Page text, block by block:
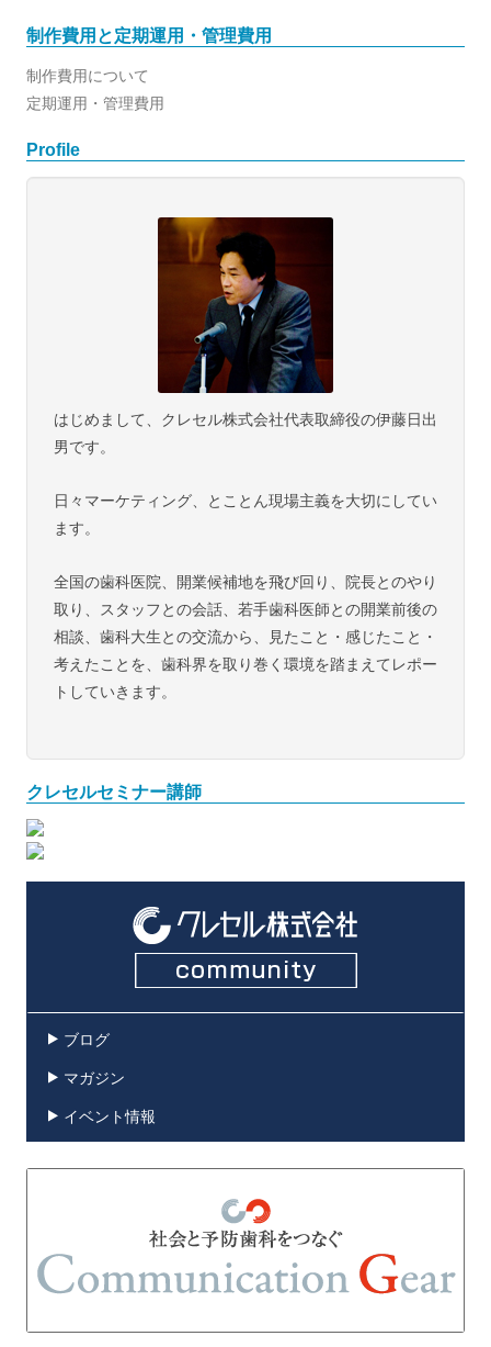
制作費用と定期運用・管理費用
制作費用について
定期運用・管理費用
Profile
はじめまして、クレセル株式会社代表取締役の伊藤日出
男です。
日々マーケティング、とことん現場主義を大切にしてい
ます。
全国の歯科医院、開業候補地を飛び回り、院長とのやり
取り、スタッフとの会話、若手歯科医師との開業前後の
相談、歯科大生との交流から、見たこと・感じたこと・
考えたことを、歯科界を取り巻く環境を踏まえてレポー
トしていきます。
クレセルセミナー講師
ブログ
マガジン
イベント情報